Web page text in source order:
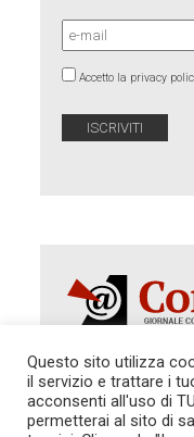
Accetto la privacy
Autorizzazione del
dicembre 2014.
Cararo. Indirizzo:
Questo sito utilizza
il servizio e trattare i
acconsenti all'uso di
permetterai al sito di